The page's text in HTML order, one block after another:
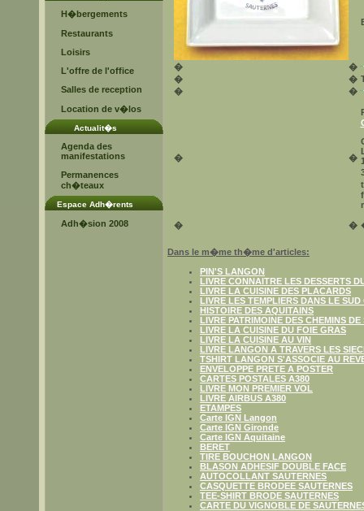
�
�
�
�
�
�
� �
� �
Dans le m�me th�me d'articles:
PIN'S LANGON
LIVRE CONNAITRE LES DESSERTS
LIVRE LA CUISINE DES PLACARDS
LIVRE LES TEMPLIERS DANS LE SUD
HISTOIRE DES AQUITAINS
LIVRE PATRIMOINE DES CHEMINS
LIVRE LA CUISINE DU FOIE GRAS
LIVRE LA CUISINE AU VIN
LIVRE LANGON A TRAVERS LES
TSHIRT LANGON S'ASSOCIE AU
ENVELOPPE PRETE A POSTER
CARTES POSTALES A380
LIVRE MON PREMIER VOL
LIVRE AIRBUS A380
ETAMPES
Carte IGN Langon
Carte IGN Gironde
Carte IGN Aquitaine
BERET
TIRE BOUCHON LANGON
BLASON ADHESIF DOUBLE FACE
AUTOCOLLANT SAUTERNES
CASQUETTE BRODEE SAUTERNES
TEE-SHIRT BRODE SAUTERNES
CARTE DU VIGNOBLE DE
H�bergements
Restaurants
Loisirs
L'offre de l'office
Salles de reception
Location de v�los
Actualit�s
Agenda des
manifestations
Permanences
ch�teaux
Espace Adh�rents
Adh�sion 2008